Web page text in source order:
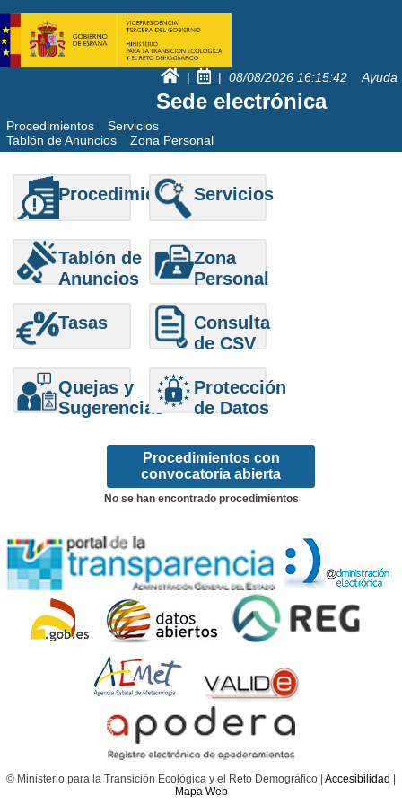
| | 08/08/2026 16:15:42 Ayuda
Sede electrónica
Procedimientos
Servicios
Tablón de Anuncios
Zona Personal
Procedimientos Servicios
Tablón de
Anuncios
Zona
Personal
Tasas
Consulta
de CSV
Quejas y
Sugerencias
Protección
de Datos
Procedimientos con
convocatoria abierta
No se han encontrado procedimientos
© Ministerio para la Transición Ecológica y el Reto Demográfico | Accesibilidad
Mapa Web